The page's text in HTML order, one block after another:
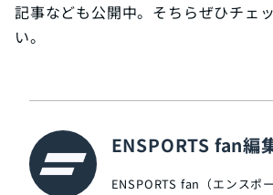
記事なども公開中。そちらぜひチェ
い。
ENSPORTS fan編
ENSPORTS fan（エンスポ